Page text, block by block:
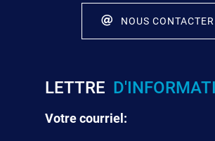
NOUS CONTACTER
LETTRE
Votre courriel: